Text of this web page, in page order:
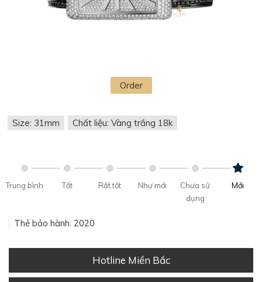
Order
Size: 31mm Chất liệu: Vàng trắng 18k
Trung bình Tốt Rất tốt Như mới
Chưa sử
dụng
Mới
Thẻ bảo hành: 2020
Hotline Miền Bắc